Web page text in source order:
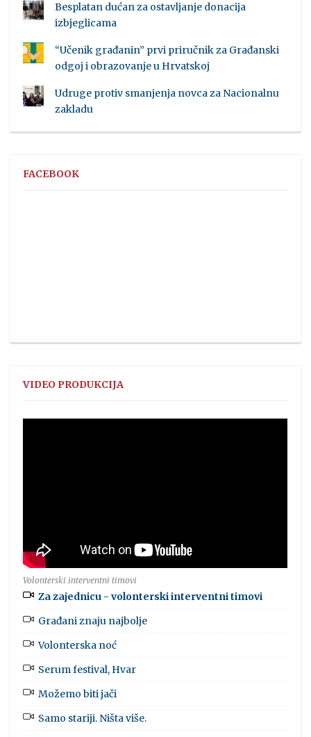
Besplatan dućan za ostavljanje donacija
izbjeglicama
“Učenik građanin” prvi priručnik za Građanski
odgoj i obrazovanje u Hrvatskoj
Udruge protiv smanjenja novca za Nacionalnu
zakladu
FACEBOOK
VIDEO PRODUKCIJA
Volonterski interventni timovi
Za zajednicu - volonterski interventni timovi
Građani znaju najbolje
Volonterska noć
Serum festival, Hvar
Možemo biti jači
Samo stariji. Ništa više.